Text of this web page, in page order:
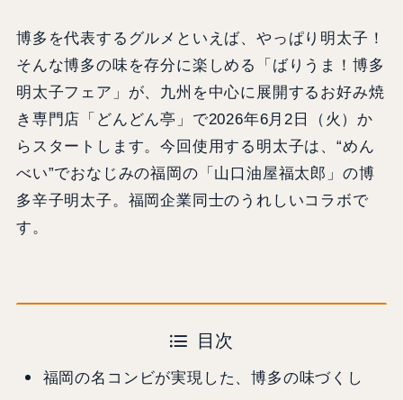
博多を代表するグルメといえば、やっぱり明太子！
そんな博多の味を存分に楽しめる「ばりうま！博多
明太子フェア」が、九州を中心に展開するお好み焼
き専門店「どんどん亭」で2026年6月2日（火）か
らスタートします。今回使用する明太子は、“めん
べい”でおなじみの福岡の「山口油屋福太郎」の博
多辛子明太子。福岡企業同士のうれしいコラボで
す。
目次
福岡の名コンビが実現した、博多の味づくし